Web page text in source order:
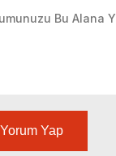
Yorum Yap